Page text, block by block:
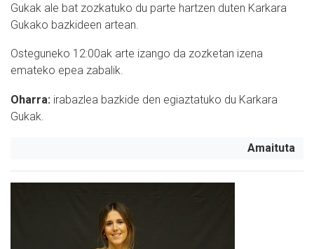
Gukak ale bat zozkatuko du parte hartzen duten Karkara
Gukako bazkideen artean.
Osteguneko 12:00ak arte izango da zozketan izena
emateko epea zabalik.
Oharra: irabazlea bazkide den egiaztatuko du Karkara
Gukak.
Amaituta